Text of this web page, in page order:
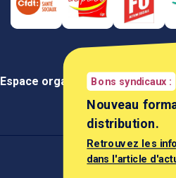
Espace organisationEspace
Bons syndicaux :
Nouveau
distribution.
Retrouvez les
dans l'article